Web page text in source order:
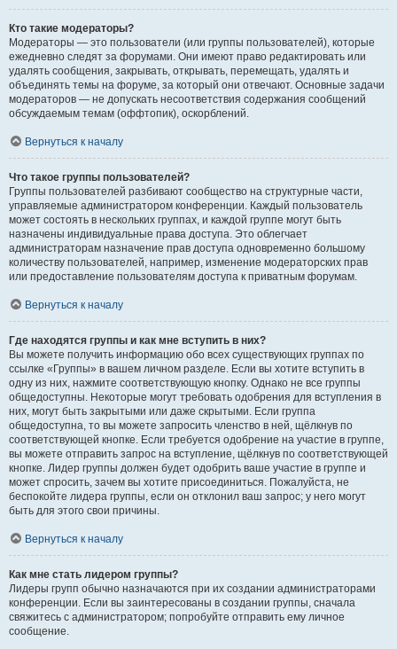
Кто такие модераторы?
Модераторы — это пользователи (или группы пользователей), которые
ежедневно следят за форумами. Они имеют право редактировать или
удалять сообщения, закрывать, открывать, перемещать, удалять и
объединять темы на форуме, за который они отвечают. Основные задачи
модераторов — не допускать несоответствия содержания сообщений
обсуждаемым темам (оффтопик), оскорблений.
Вернуться к началу
Что такое группы пользователей?
Группы пользователей разбивают сообщество на структурные части,
управляемые администратором конференции. Каждый пользователь
может состоять в нескольких группах, и каждой группе могут быть
назначены индивидуальные права доступа. Это облегчает
администраторам назначение прав доступа одновременно большому
количеству пользователей, например, изменение модераторских прав
или предоставление пользователям доступа к приватным форумам.
Вернуться к началу
Где находятся группы и как мне вступить в них?
Вы можете получить информацию обо всех существующих группах по
ссылке «Группы» в вашем личном разделе. Если вы хотите вступить в
одну из них, нажмите соответствующую кнопку. Однако не все группы
общедоступны. Некоторые могут требовать одобрения для вступления в
них, могут быть закрытыми или даже скрытыми. Если группа
общедоступна, то вы можете запросить членство в ней, щёлкнув по
соответствующей кнопке. Если требуется одобрение на участие в группе,
вы можете отправить запрос на вступление, щёлкнув по соответствующей
кнопке. Лидер группы должен будет одобрить ваше участие в группе и
может спросить, зачем вы хотите присоединиться. Пожалуйста, не
беспокойте лидера группы, если он отклонил ваш запрос; у него могут
быть для этого свои причины.
Вернуться к началу
Как мне стать лидером группы?
Лидеры групп обычно назначаются при их создании администраторами
конференции. Если вы заинтересованы в создании группы, сначала
свяжитесь с администратором; попробуйте отправить ему личное
сообщение.